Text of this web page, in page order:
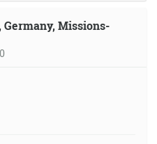
Germany, Missions-